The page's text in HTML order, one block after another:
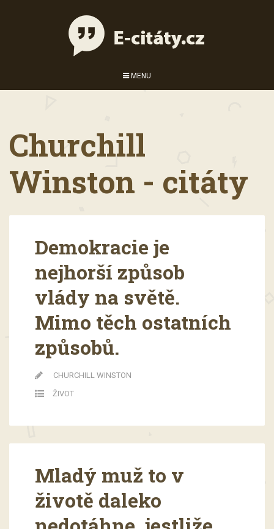
MENU
Churchill
Winston - citáty
Demokracie je
nejhorší způsob
vlády na světě.
Mimo těch ostatních
způsobů.
CHURCHILL WINSTON
ŽIVOT
Mladý muž to v
životě daleko